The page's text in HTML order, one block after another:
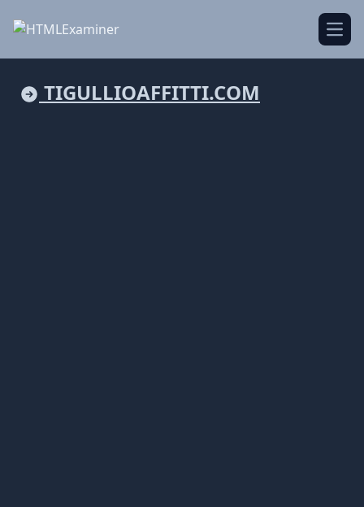
TIGULLIOAFFITTI.COM